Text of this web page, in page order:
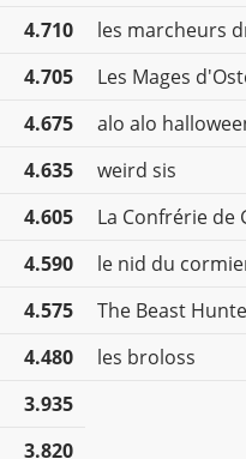
4.710
4.705
4.675
4.635
4.605
4.590
4.575
4.480
3.935
3.820
les marcheurs
Les Mages
alo alo
weird sis
La Confrérie de
le nid du
The Beast
les broloss